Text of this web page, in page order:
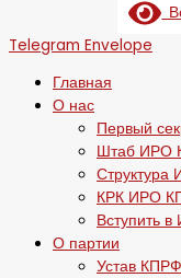
Telegram Envelope
Главная
О нас
Первый
Штаб ИРО
КРК ИРО
Вступить
О партии
Устав КПРФ